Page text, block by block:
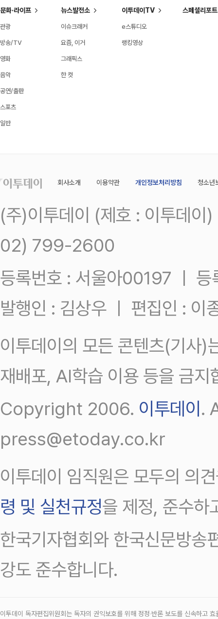
문화·라이프
관광
방송/TV
영화
음악
공연/출판
스포츠
일반
뉴스발전소
이슈크래커
요즘, 이거
그래픽스
한 컷
이투데이TV
e스튜디오
랭킹영상
스페셜리포트
회사소개 이용약관 개인정보처리방침 청소년
(주)이투데이 (제호 : 이투데
02) 799-2600
등록번호 : 서울아00197 ㅣ
발행인 : 김상우 ㅣ 편집인 : 이
이투데이의 모든 콘텐츠(기사)
재배포, AI학습 이용 등을 금지
Copyright 2006. 이투데이.
press@etoday.co.kr
이투데이 임직원은 모두의 의
령 및 실천규정을 제정, 준수하
한국기자협회와 한국신문방송
강도 준수합니다.
이투데이 독자편집위원회는 독자의 권익보호를 위해 정정‧반론 보도를 신속하고